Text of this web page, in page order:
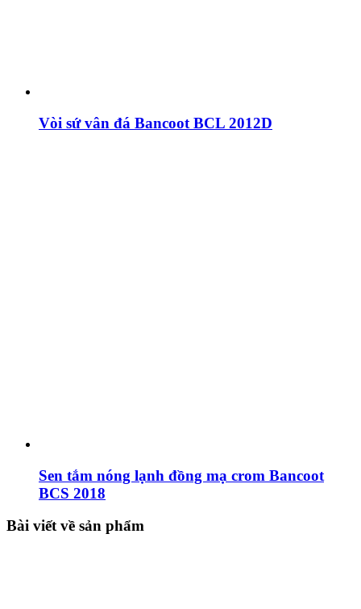
Vòi sứ vân đá Bancoot BCL 2012D
Sen tắm nóng lạnh đồng mạ crom Bancoot
BCS 2018
Bài viết về sản phẩm